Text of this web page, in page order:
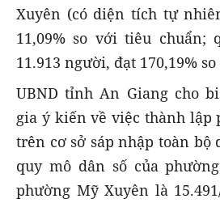
Xuyên (có diện tích tự
11,09% so với tiêu chuẩn;
11.913 người, đạt 170,19%
UBND tỉnh An Giang cho
gia ý kiến về việc thành lập
trên cơ sở sáp nhập toàn
quy mô dân số của
phường Mỹ Xuyên là